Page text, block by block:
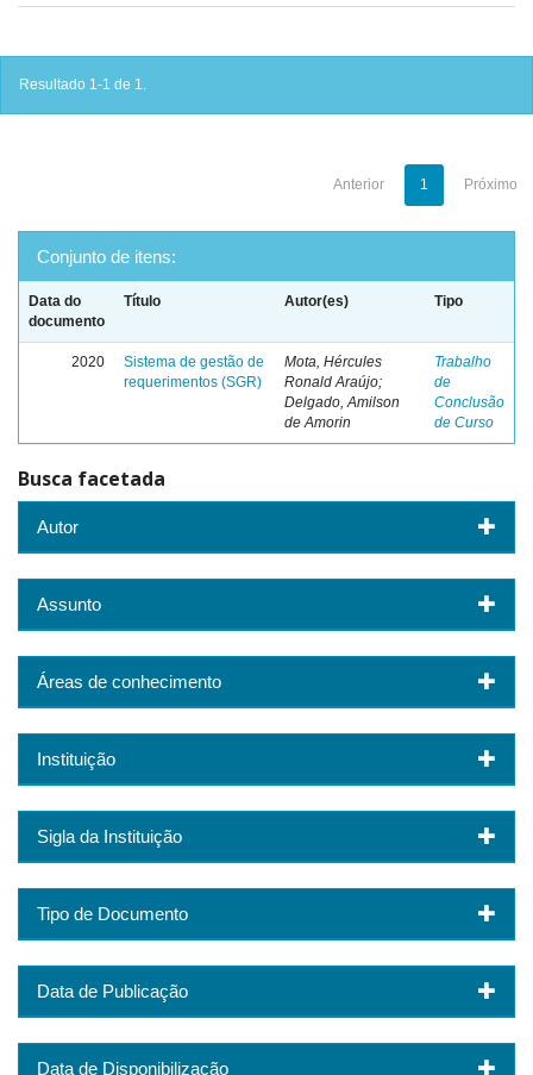
Resultado 1-1 de 1.
Anterior 1 Próximo
Conjunto de itens:
Data do
documento
Título Autor(es) Tipo
2020
Sistema de gestão de
requerimentos (SGR)
Mota, Hércules
Ronald Araújo;
Delgado, Amilson
de Amorin
Trabalho
de
Conclusão
de Curso
Busca facetada
Autor
Assunto
Áreas de conhecimento
Instituição
Sigla da Instituição
Tipo de Documento
Data de Publicação
Data de Disponibilização